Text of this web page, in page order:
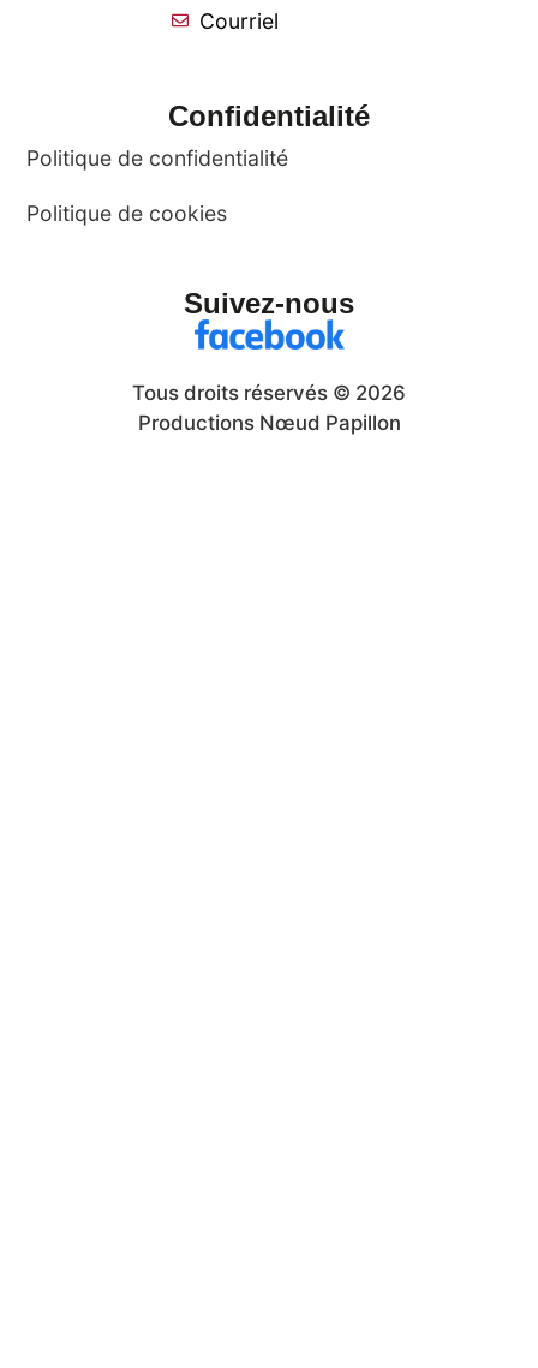
Courriel
Confidentialité
Politique de confidentialité
Politique de cookies
Suivez-nous
Tous droits réservés © 2026
Productions Nœud Papillon